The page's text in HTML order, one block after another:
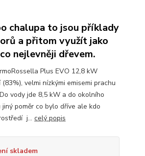
chalupa to jsou příklady
a přitom využít jako
nejlevněji dřevem.
Plus EVO 12,8 kW
velmi nízkými emisemi prachu
vody jde 8,5 kW a do okolního
poměr co bylo dříve ale kdo
j... celý popis
skladem